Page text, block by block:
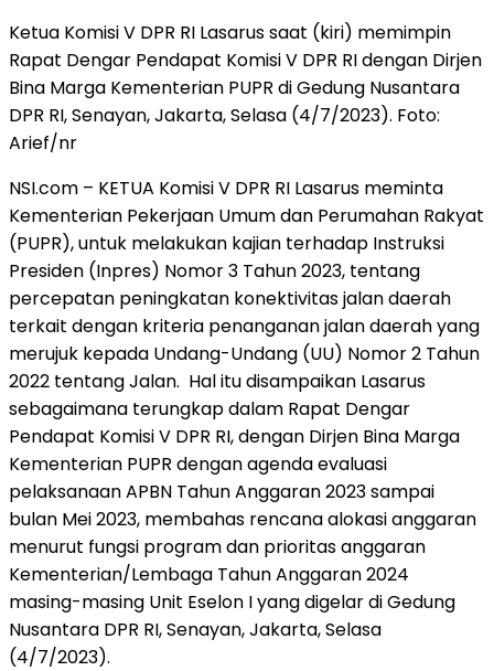
Ketua Komisi V DPR RI Lasarus saat (kiri) memimpin
Rapat Dengar Pendapat Komisi V DPR RI dengan Dirjen
Bina Marga Kementerian PUPR di Gedung Nusantara
DPR RI, Senayan, Jakarta, Selasa (4/7/2023). Foto:
Arief/nr
NSI.com – KETUA Komisi V DPR RI Lasarus meminta
Kementerian Pekerjaan Umum dan Perumahan Rakyat
(PUPR), untuk melakukan kajian terhadap Instruksi
Presiden (Inpres) Nomor 3 Tahun 2023, tentang
percepatan peningkatan konektivitas jalan daerah
terkait dengan kriteria penanganan jalan daerah yang
merujuk kepada Undang-Undang (UU) Nomor 2 Tahun
2022 tentang Jalan. Hal itu disampaikan Lasarus
sebagaimana terungkap dalam Rapat Dengar
Pendapat Komisi V DPR RI, dengan Dirjen Bina Marga
Kementerian PUPR dengan agenda evaluasi
pelaksanaan APBN Tahun Anggaran 2023 sampai
bulan Mei 2023, membahas rencana alokasi anggaran
menurut fungsi program dan prioritas anggaran
Kementerian/Lembaga Tahun Anggaran 2024
masing-masing Unit Eselon I yang digelar di Gedung
Nusantara DPR RI, Senayan, Jakarta, Selasa
(4/7/2023).